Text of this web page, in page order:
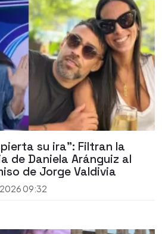
su ira": Filtran la
de Daniela Aránguiz al
de Jorge Valdivia
09:32